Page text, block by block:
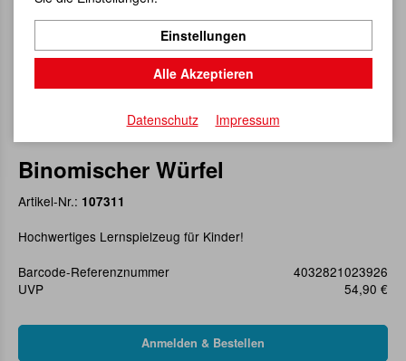
Binomischer Würfel
Artikel-Nr.: 107311
Hochwertiges Lernspielzeug für Kinder!
Barcode-Referenznummer
4032821023926
UVP
54,90 €
Einstellungen
Alle Akzeptieren
Datenschutz Impressum